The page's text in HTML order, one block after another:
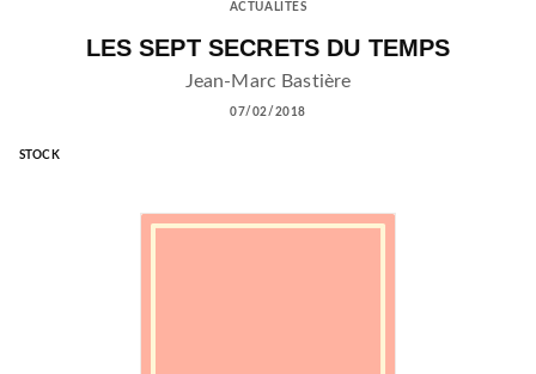
ACTUALITÉS
LES SEPT SECRETS DU TEMPS
Jean-Marc Bastière
07/02/2018
STOCK